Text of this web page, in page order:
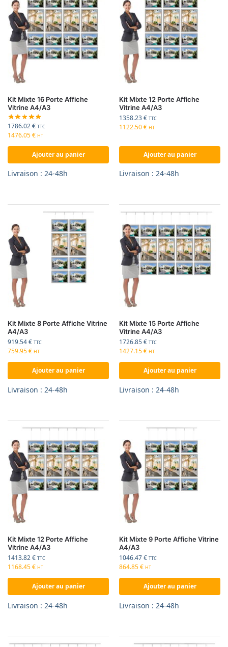
Kit Mixte 16 Porte Affiche
Vitrine A4/A3
1786.02€ TTC
1476.05€ HT
Ajouter au panier
Livraison : 24-48h
Kit Mixte 12 Porte Affiche
Vitrine A4/A3
1358.23€ TTC
1122.50€ HT
Ajouter au panier
Livraison : 24-48h
Kit Mixte 8 Porte Affiche Vitrine
A4/A3
919.54€ TTC
759.95€ HT
Ajouter au panier
Livraison : 24-48h
Kit Mixte 15 Porte Affiche
Vitrine A4/A3
1726.85€ TTC
1427.15€ HT
Ajouter au panier
Livraison : 24-48h
Kit Mixte 12 Porte Affiche
Vitrine A4/A3
1413.82€ TTC
1168.45€ HT
Ajouter au panier
Livraison : 24-48h
Kit Mixte 9 Porte Affiche Vitrine
A4/A3
1046.47€ TTC
864.85€ HT
Ajouter au panier
Livraison : 24-48h